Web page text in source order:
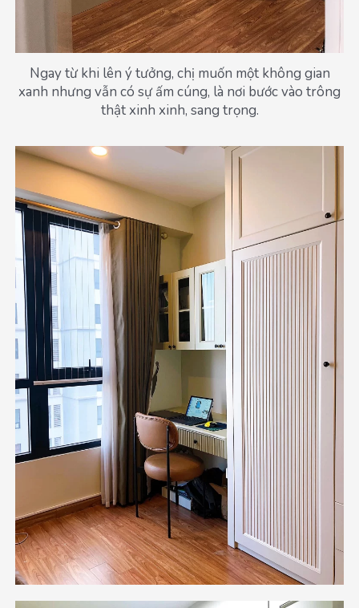
Ngay từ khi lên ý tưởng, chị muốn một không gian
xanh nhưng vẫn có sự ấm cúng, là nơi bước vào trông
thật xinh xinh, sang trọng.